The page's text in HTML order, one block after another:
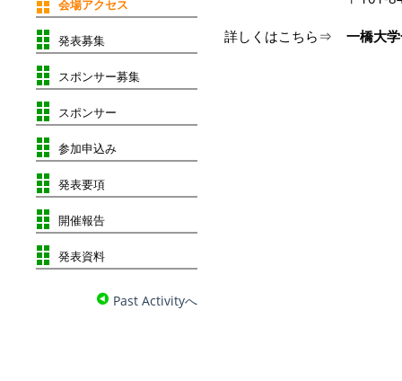
会場アクセス
発表募集
スポンサー募集
スポンサー
参加申込み
発表要項
開催報告
発表資料
Past Activityへ
詳しくはこちら⇒ 一橋大